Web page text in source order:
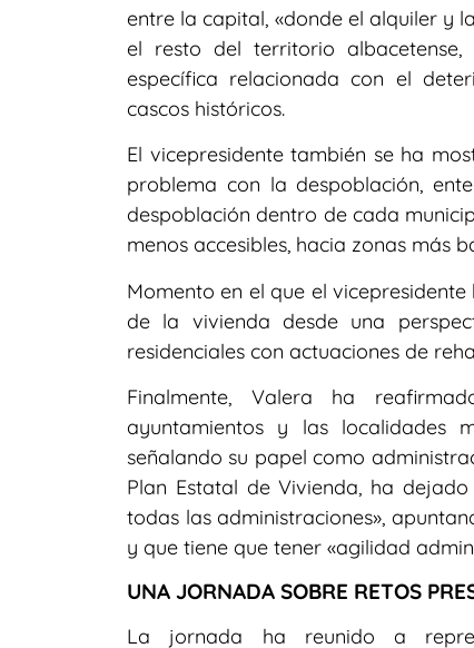
entre la capital, «donde el alquiler y
el resto del territorio
específica relacionada con el
cascos históricos.
El vicepresidente también se ha
problema con la despoblación,
despoblación dentro de cada
menos accesibles, hacia zonas más
Momento en el que el
de la vivienda desde una
residenciales con actuaciones de
Finalmente, Valera ha
ayuntamientos y las localidades
señalando su papel como
Plan Estatal de Vivienda, ha
todas las administraciones»,
y que tiene que tener «agilidad
UNA JORNADA SOBRE RETOS
La jornada ha reunido a